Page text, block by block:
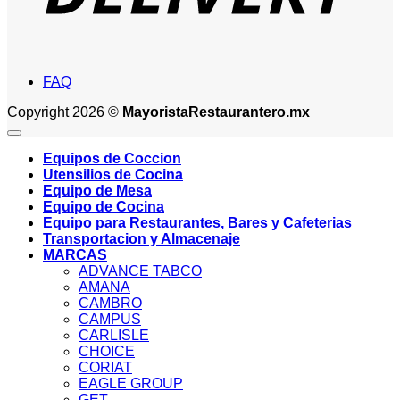
FAQ
Copyright 2026 © MayoristaRestaurantero.mx
Equipos de Coccion
Utensilios de Cocina
Equipo de Mesa
Equipo de Cocina
Equipo para Restaurantes, Bares y Cafeterias
Transportacion y Almacenaje
MARCAS
ADVANCE TABCO
AMANA
CAMBRO
CAMPUS
CARLISLE
CHOICE
CORIAT
EAGLE GROUP